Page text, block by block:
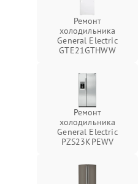
Ремонт
холодильника
General Electric
GTE21GTHWW
Ремонт
холодильника
General Electric
PZS23KPEWV